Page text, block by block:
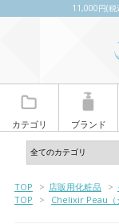
11,000円(税
カテゴリ ブランド
TOP > 店販用化粧品 >
TOP
> Chelixir Peau（